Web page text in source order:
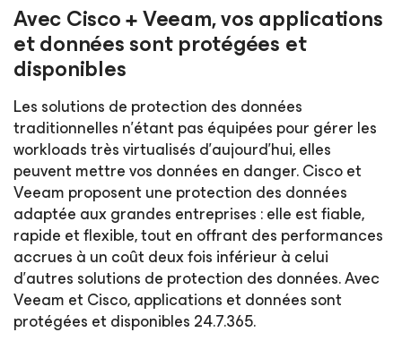
Avec Cisco + Veeam, vos applications
et données sont protégées et
disponibles
Les solutions de protection des données
traditionnelles n’étant pas équipées pour gérer les
workloads très virtualisés d’aujourd’hui, elles
peuvent mettre vos données en danger. Cisco et
Veeam proposent une protection des données
adaptée aux grandes entreprises : elle est fiable,
rapide et flexible, tout en offrant des performances
accrues à un coût deux fois inférieur à celui
d’autres solutions de protection des données. Avec
Veeam et Cisco, applications et données sont
protégées et disponibles 24.7.365.